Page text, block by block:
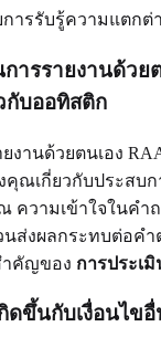
การรับรู้ความแตกต่
ารรายงานด้วย
กับออทิสติก
งานด้วยตนเอง
คุณเกี่ยวกับประส
วามเข้าใจในคำ
นส่งผลกระทบต่อค
คัญของ การประเมิ
ดขึ้นกับเงื่อนไขอื่